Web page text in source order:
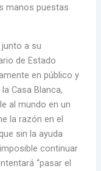
manos puestas
a su
de Estado
en público y
Casa Blanca,
al mundo en un
la razón en el
sin la ayuda
continuar
“pasar el